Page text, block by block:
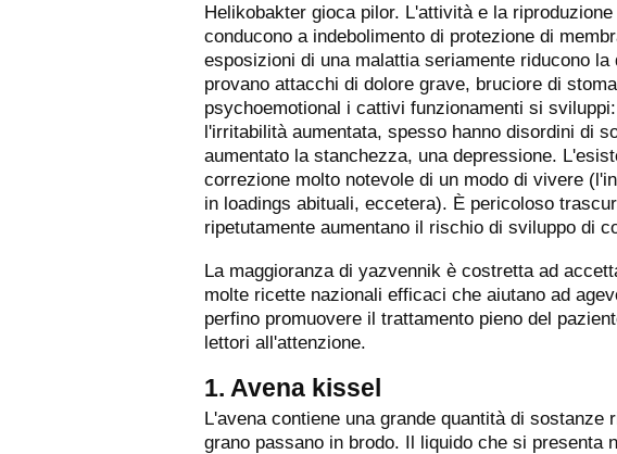
Helikobakter gioca pilor. L'attività e la
conducono a indebolimento di protezione di
esposizioni di una malattia seriamente riducono
provano attacchi di dolore grave, bruciore di
psychoemotional i cattivi funzionamenti si
l'irritabilità aumentata, spesso hanno disordini di
aumentato la stanchezza, una depressione.
correzione molto notevole di un modo di vivere
in loadings abituali, eccetera). È pericoloso
ripetutamente aumentano il rischio di sviluppo di
La maggioranza di yazvennik è costretta ad
molte ricette nazionali efficaci che aiutano ad
perfino promuovere il trattamento pieno del
lettori all'attenzione.
1. Avena kissel
L'avena contiene una grande quantità di
grano passano in brodo. Il liquido che si presenta